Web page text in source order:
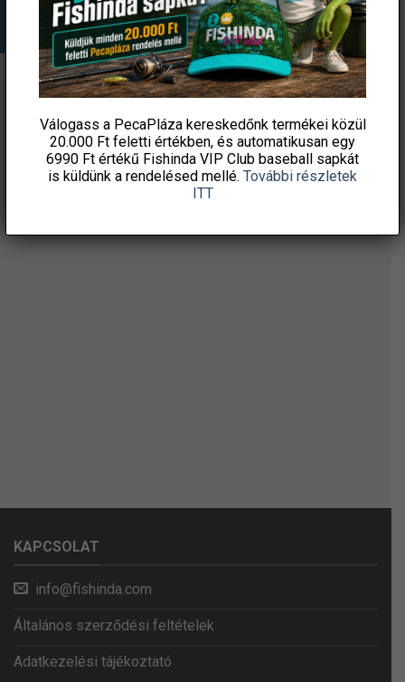
ÉRTESÜLJ ELSŐKÉNT! IRATKOZZ FEL A
HÍRLEVELÜNKRE!
KAPCSOLAT
info@fishinda.com
Általános szerződési feltételek
Adatkezelési tájékoztató
Válogass a PecaPláza kereskedőnk termékei közül
20.000 Ft feletti értékben, és automatikusan egy
6990 Ft értékű Fishinda VIP Club baseball sapkát
is küldünk a rendelésed mellé. További részletek
ITT